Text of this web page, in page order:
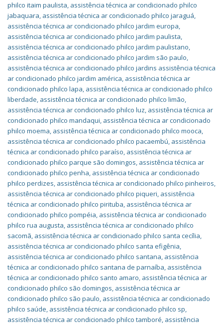
philco itaim paulista, assistência técnica ar condicionado philco
jabaquara, assistência técnica ar condicionado philco jaraguá,
assistência técnica ar condicionado philco jardim europa,
assistência técnica ar condicionado philco jardim paulista,
assistência técnica ar condicionado philco jardim paulistano,
assistência técnica ar condicionado philco jardim são paulo,
assistência técnica ar condicionado philco jardins assistência técnica
ar condicionado philco jardim américa, assistência técnica ar
condicionado philco lapa, assistência técnica ar condicionado philco
liberdade, assistência técnica ar condicionado philco limão,
assistência técnica ar condicionado philco luz, assistência técnica ar
condicionado philco mandaqui, assistência técnica ar condicionado
philco moema, assistência técnica ar condicionado philco mooca,
assistência técnica ar condicionado philco pacaembú, assistência
técnica ar condicionado philco paraíso, assistência técnica ar
condicionado philco parque são domingos, assistência técnica ar
condicionado philco penha, assistência técnica ar condicionado
philco perdizes, assistência técnica ar condicionado philco pinheiros,
assistência técnica ar condicionado philco piqueri, assistência
técnica ar condicionado philco pirituba, assistência técnica ar
condicionado philco pompéia, assistência técnica ar condicionado
philco rua augusta, assistência técnica ar condicionado philco
sacomã, assistência técnica ar condicionado philco santa cecília,
assistência técnica ar condicionado philco santa efigênia,
assistência técnica ar condicionado philco santana, assistência
técnica ar condicionado philco santana de parnaíba, assistência
técnica ar condicionado philco santo amaro, assistência técnica ar
condicionado philco são domingos, assistência técnica ar
condicionado philco são paulo, assistência técnica ar condicionado
philco saúde, assistência técnica ar condicionado philco sp,
assistência técnica ar condicionado philco tamboré, assistência